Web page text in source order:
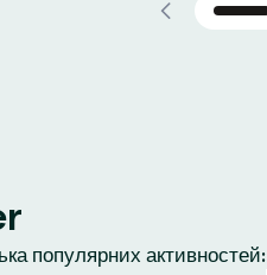
популярних активностей: